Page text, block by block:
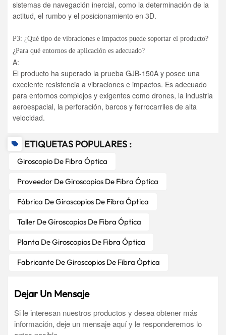
sistemas de navegación inercial, como la determinación de la
actitud, el rumbo y el posicionamiento en 3D.
P3: ¿Qué tipo de vibraciones e impactos puede soportar el producto?
¿Para qué entornos de aplicación es adecuado?
A:
El producto ha superado la prueba GJB-150A y posee una
excelente resistencia a vibraciones e impactos. Es adecuado
para entornos complejos y exigentes como drones, la industria
aeroespacial, la perforación, barcos y ferrocarriles de alta
velocidad.
ETIQUETAS POPULARES :
Giroscopio De Fibra Óptica
Proveedor De Giroscopios De Fibra Óptica
Fábrica De Giroscopios De Fibra Óptica
Taller De Giroscopios De Fibra Óptica
Planta De Giroscopios De Fibra Óptica
Fabricante De Giroscopios De Fibra Óptica
Dejar Un Mensaje
Si le interesan nuestros productos y desea obtener más
información, deje un mensaje aquí y le responderemos lo